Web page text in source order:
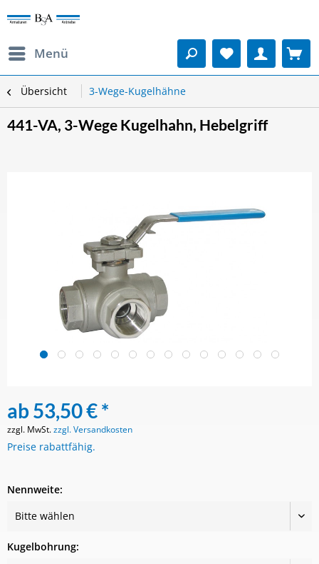
Menü
Übersicht 3-Wege-Kugelhähne
441-VA, 3-Wege Kugelhahn, Hebelgriff
ab 53,50 € *
zzgl. MwSt.zzgl. Versandkosten
Preise rabattfähig.
Nennweite:
Kugelbohrung: